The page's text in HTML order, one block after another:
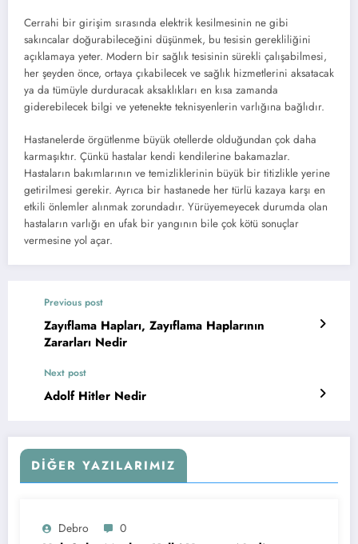
Cerrahi bir girişim sırasında elektrik kesilmesinin ne gibi
sakıncalar doğurabileceğini düşünmek, bu tesisin gerekliliğini
açıklamaya yeter. Modern bir sağlık tesisinin sürekli çalışabilmesi,
her şeyden önce, ortaya çıkabilecek ve sağlık hizmetlerini aksatacak
ya da tümüyle durduracak aksaklıkları en kısa zamanda
giderebilecek bilgi ve yetenekte teknisyenlerin varlığına bağlıdır.
Hastanelerde örgütlenme büyük otellerde olduğundan çok daha
karmaşıktır. Çünkü hastalar kendi kendilerine bakamazlar.
Hastaların bakımlarının ve temizliklerinin büyük bir titizlikle yerine
getirilmesi gerekir. Ayrıca bir hastanede her türlü kazaya karşı en
etkili önlemler alınmak zorundadır. Yürüyemeyecek durumda olan
hastaların varlığı en ufak bir yangının bile çok kötü sonuçlar
vermesine yol açar.
Previous post
Zayıflama Hapları, Zayıflama Haplarının
Zararları Nedir
Next post
Adolf Hitler Nedir
DIĞER YAZILARIMIZ
Debro 0